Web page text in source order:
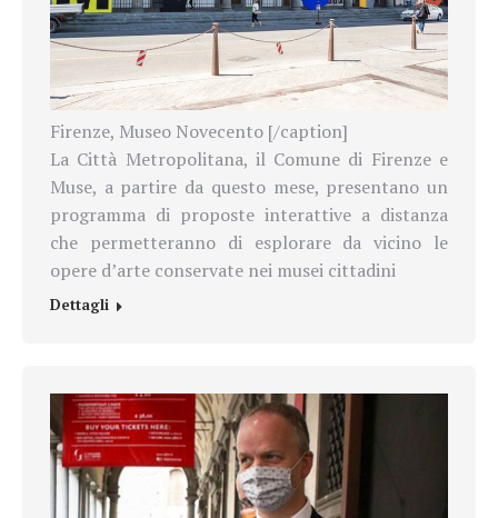
Firenze, Museo Novecento [/caption]
La Città Metropolitana, il Comune di Firenze e
Muse, a partire da questo mese, presentano un
programma di proposte interattive a distanza
che permetteranno di esplorare da vicino le
opere d’arte conservate nei musei cittadini
Dettagli